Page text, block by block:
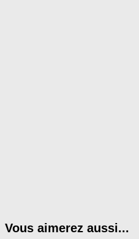
Vous aimerez aussi...